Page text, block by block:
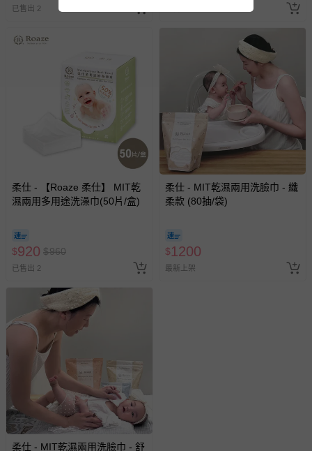
已售出 2
柔仕 - 【Roaze 柔仕】 MIT乾
濕兩用多用途洗澡巾(50片/盒)
$920 $960
已售出 2
柔仕 - MIT乾濕兩用洗臉巾 - 纖
柔款 (80抽/袋)
$1200
最新上架
柔仕 - MIT乾濕兩用洗臉巾 - 舒